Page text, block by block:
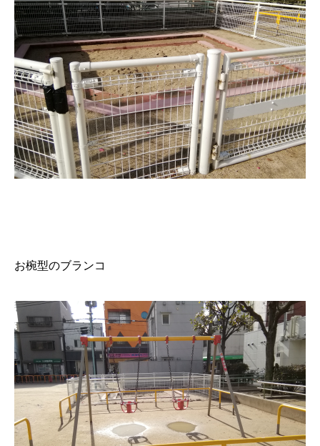
お椀型のブランコ